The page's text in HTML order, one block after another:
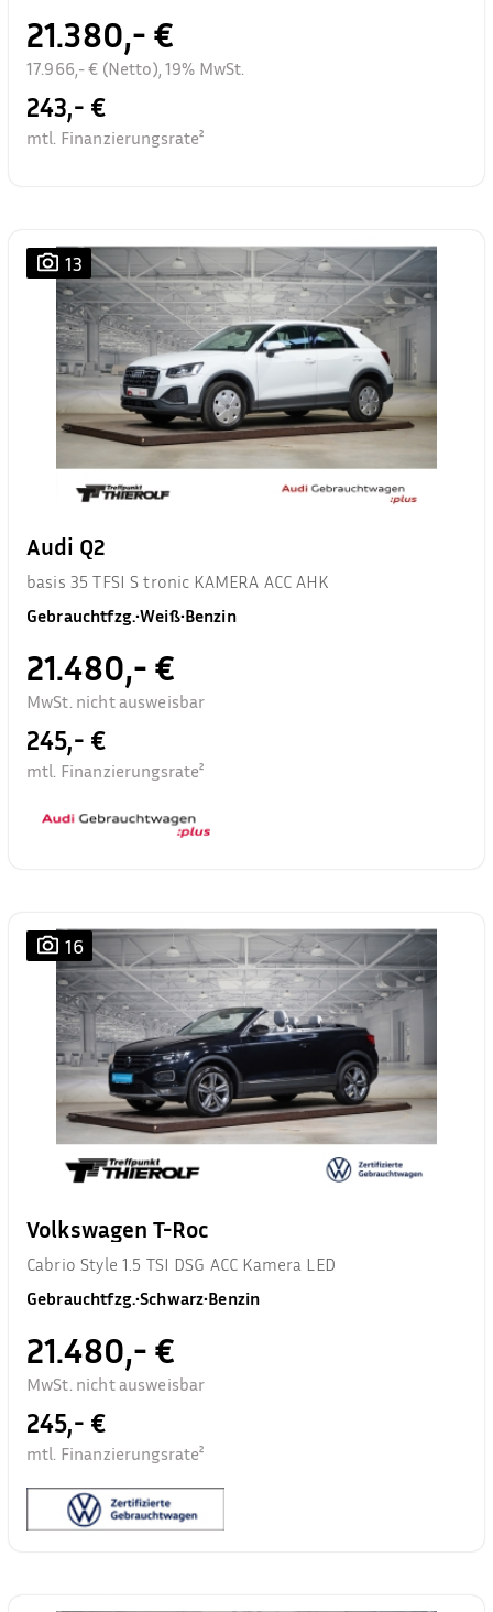
21.380,- €
17.966,- € (Netto), 19% MwSt.
243,- €
mtl. Finanzierungsrate²
13
Audi Q2
basis 35 TFSI S tronic KAMERA ACC AHK
Gebrauchtfzg.•Weiß•Benzin
21.480,- €
MwSt. nicht ausweisbar
245,- €
mtl. Finanzierungsrate²
16
Volkswagen T-Roc
Cabrio Style 1.5 TSI DSG ACC Kamera LED
Gebrauchtfzg.•Schwarz•Benzin
21.480,- €
MwSt. nicht ausweisbar
245,- €
mtl. Finanzierungsrate²